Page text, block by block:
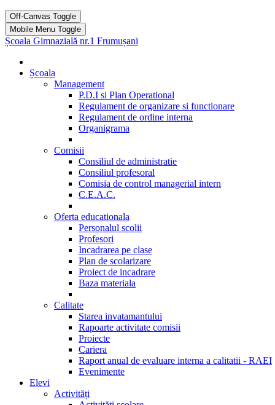
Off-Canvas Toggle
Mobile Menu Toggle
Școala Gimnazială nr.1 Frumușani
Școala
Management
P.D.I si Plan Operational
Regulament de organizare si functionare
Regulament de ordine interna
Organigrama
Comisii
Consiliul de administratie
Consiliul profesoral
Comisia de control managerial intern
C.E.A.C.
Oferta educationala
Personalul scolii
Profesori
Incadrarea pe clase
Plan de scolarizare
Proiect de incadrare
Baza materiala
Calitate
Starea invatamantului
Rapoarte activitate comisii
Proiecte
Cariera
Raport anual de evaluare interna a calitatii - RAEI
Evenimente
Elevi
Activități